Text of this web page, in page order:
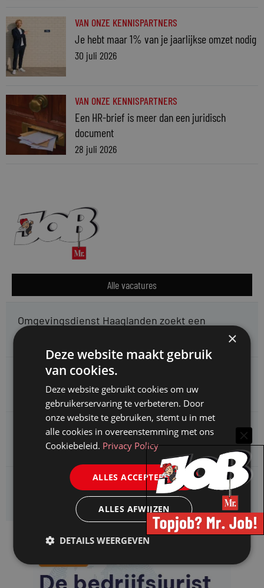
VAN ONZE KENNISPARTNERS
Je hebt maar 1% van je jaarlijkse omzet nodig
30 juli 2026
VAN ONZE KENNISPARTNERS
Een HR-brief is meer dan een juridisch
document
28 juli 2026
Alle vacatures
Omgevingsdienst Haaglanden zoekt een
Jurist Omgevingsrecht (faunabeheer)
Enexis zoekt een
Rentmeester midden- en hoogspanning
Enexis zoekt een
Jurist ruimtelijke planvorming
Enexis zoekt een
×
Deze website maakt gebruik
van cookies.
Deze website gebruikt cookies om uw
gebruikerservaring te verbeteren. Door
onze website te gebruiken, stemt u in met
alle cookies in overeenstemming met ons
Cookiebeleid. Privacy Policy
ALLES ACCEPTEREN
ALLES AFWIJZEN
DETAILS WEERGEVEN